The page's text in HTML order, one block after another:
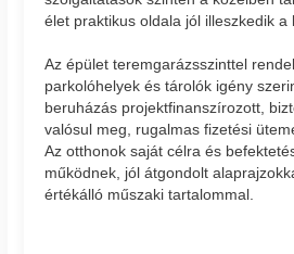
élet praktikus oldala jól illeszkedik a
Az épület teremgarázsszinttel
parkolóhelyek és tárolók igény
beruházás projektfinanszírozott,
valósul meg, rugalmas fizetési
Az otthonok saját célra és
működnek, jól átgondolt
értékálló műszaki tartalommal.